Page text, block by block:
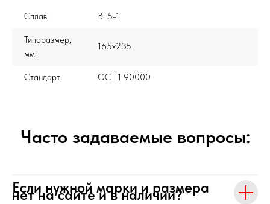
Сплав: ВТ5-1
Типоразмер,
мм:
165x235
Стандарт: ОСТ 1 90000
Часто задаваемые вопросы:
Если нужной марки и размера
нет на сайте и в наличии?